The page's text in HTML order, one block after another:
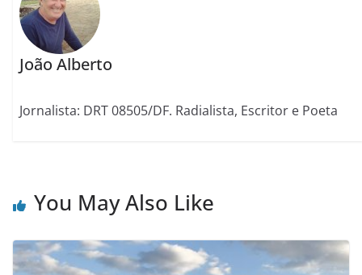
João Alberto
Jornalista: DRT 08505/DF. Radialista, Escritor e Poeta
You May Also Like